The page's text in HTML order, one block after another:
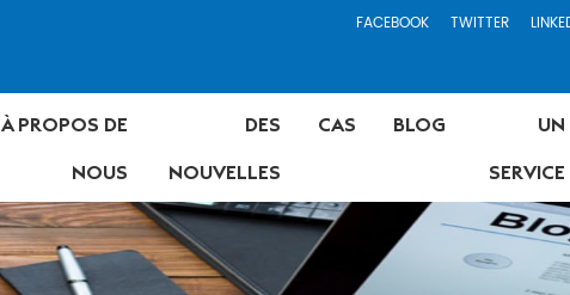
FACEBOOK TWITTER
À PROPOS DE
NOUS
DES
NOUVELLES
CAS BLOG
UN
SERVICE